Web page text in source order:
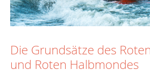
Die Grundsätze des
und Roten Halbmondes